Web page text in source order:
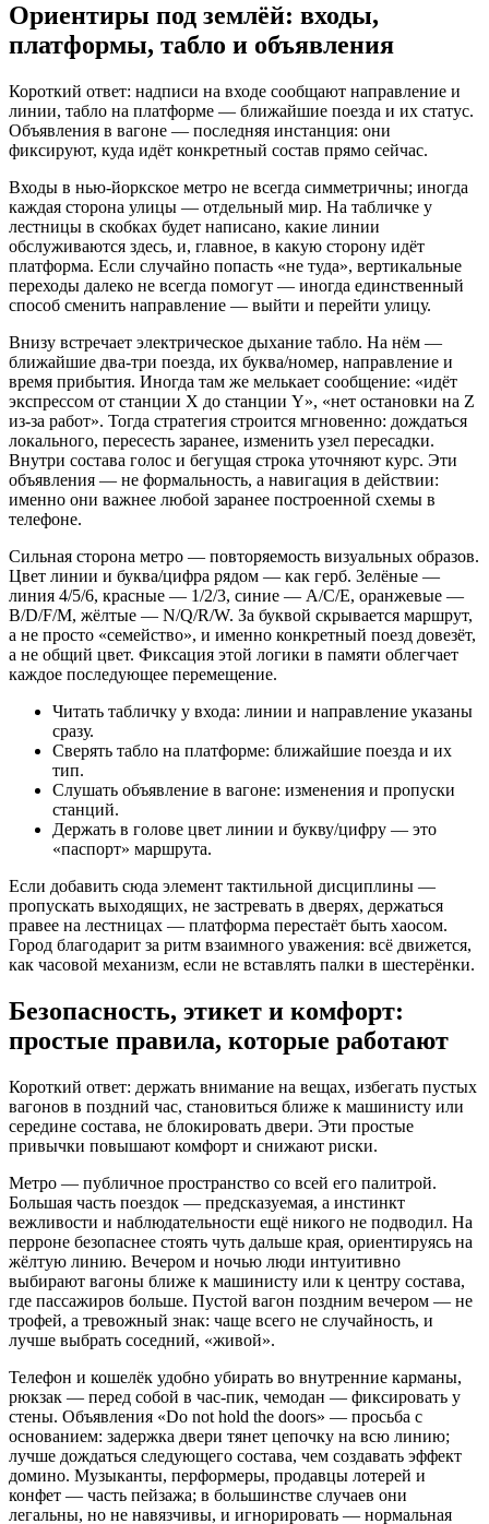
Ориентиры под землёй: входы,
платформы, табло и объявления
Короткий ответ: надписи на входе сообщают направление и
линии, табло на платформе — ближайшие поезда и их статус.
Объявления в вагоне — последняя инстанция: они
фиксируют, куда идёт конкретный состав прямо сейчас.
Входы в нью‑йоркское метро не всегда симметричны; иногда
каждая сторона улицы — отдельный мир. На табличке у
лестницы в скобках будет написано, какие линии
обслуживаются здесь, и, главное, в какую сторону идёт
платформа. Если случайно попасть «не туда», вертикальные
переходы далеко не всегда помогут — иногда единственный
способ сменить направление — выйти и перейти улицу.
Внизу встречает электрическое дыхание табло. На нём —
ближайшие два‑три поезда, их буква/номер, направление и
время прибытия. Иногда там же мелькает сообщение: «идёт
экспрессом от станции X до станции Y», «нет остановки на Z
из‑за работ». Тогда стратегия строится мгновенно: дождаться
локального, пересесть заранее, изменить узел пересадки.
Внутри состава голос и бегущая строка уточняют курс. Эти
объявления — не формальность, а навигация в действии:
именно они важнее любой заранее построенной схемы в
телефоне.
Сильная сторона метро — повторяемость визуальных образов.
Цвет линии и буква/цифра рядом — как герб. Зелёные —
линия 4/5/6, красные — 1/2/3, синие — A/C/E, оранжевые —
B/D/F/M, жёлтые — N/Q/R/W. За буквой скрывается маршрут,
а не просто «семейство», и именно конкретный поезд довезёт,
а не общий цвет. Фиксация этой логики в памяти облегчает
каждое последующее перемещение.
Читать табличку у входа: линии и направление указаны
сразу.
Сверять табло на платформе: ближайшие поезда и их
тип.
Слушать объявление в вагоне: изменения и пропуски
станций.
Держать в голове цвет линии и букву/цифру — это
«паспорт» маршрута.
Если добавить сюда элемент тактильной дисциплины —
пропускать выходящих, не застревать в дверях, держаться
правее на лестницах — платформа перестаёт быть хаосом.
Город благодарит за ритм взаимного уважения: всё движется,
как часовой механизм, если не вставлять палки в шестерёнки.
Безопасность, этикет и комфорт:
простые правила, которые работают
Короткий ответ: держать внимание на вещах, избегать пустых
вагонов в поздний час, становиться ближе к машинисту или
середине состава, не блокировать двери. Эти простые
привычки повышают комфорт и снижают риски.
Метро — публичное пространство со всей его палитрой.
Большая часть поездок — предсказуемая, а инстинкт
вежливости и наблюдательности ещё никого не подводил. На
перроне безопаснее стоять чуть дальше края, ориентируясь на
жёлтую линию. Вечером и ночью люди интуитивно
выбирают вагоны ближе к машинисту или к центру состава,
где пассажиров больше. Пустой вагон поздним вечером — не
трофей, а тревожный знак: чаще всего не случайность, и
лучше выбрать соседний, «живой».
Телефон и кошелёк удобно убирать во внутренние карманы,
рюкзак — перед собой в час‑пик, чемодан — фиксировать у
стены. Объявления «Do not hold the doors» — просьба с
основанием: задержка двери тянет цепочку на всю линию;
лучше дождаться следующего состава, чем создавать эффект
домино. Музыканты, перформеры, продавцы лотерей и
конфет — часть пейзажа; в большинстве случаев они
легальны, но не навязчивы, и игнорировать — нормальная